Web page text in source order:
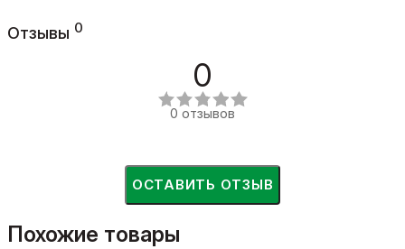
Отзывы 0
0
0 отзывов
ОСТАВИТЬ ОТЗЫВ
Похожие товары